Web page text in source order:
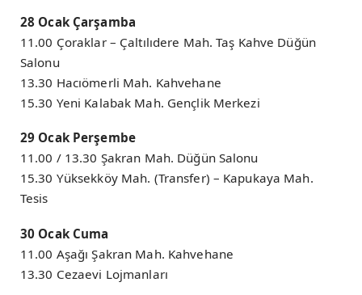
28 Ocak Çarşamba
11.00 Çoraklar – Çaltılıdere Mah. Taş Kahve Düğün
Salonu
13.30 Hacıömerli Mah. Kahvehane
15.30 Yeni Kalabak Mah. Gençlik Merkezi
29 Ocak Perşembe
11.00 / 13.30 Şakran Mah. Düğün Salonu
15.30 Yüksekköy Mah. (Transfer) – Kapukaya Mah.
Tesis
30 Ocak Cuma
11.00 Aşağı Şakran Mah. Kahvehane
13.30 Cezaevi Lojmanları